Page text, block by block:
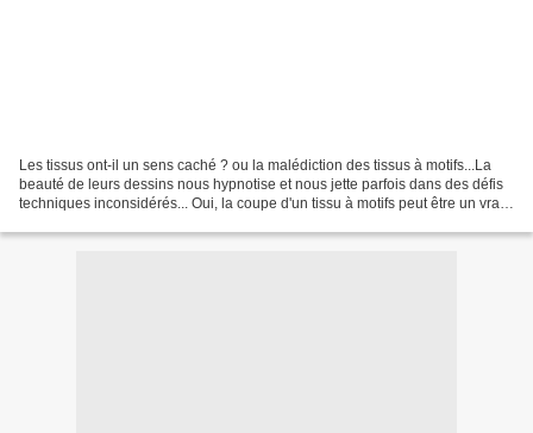
Les tissus ont-il un sens caché ? ou la malédiction des tissus à motifs...La
beauté de leurs dessins nous hypnotise et nous jette parfois dans des défis
techniques inconsidérés... Oui, la coupe d'un tissu à motifs peut être un vrai